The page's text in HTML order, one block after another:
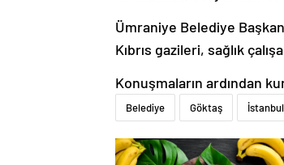
Ümraniye Belediye
Kıbrıs gazileri, sağlık
Konuşmaların ardından
Belediye Göktaş İstanbul